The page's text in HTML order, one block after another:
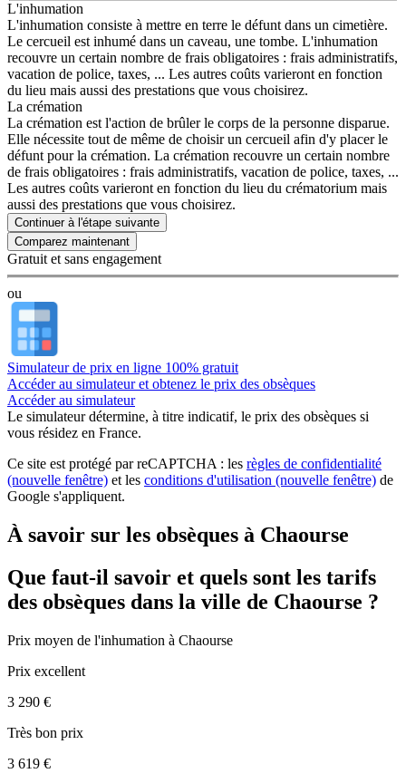
L'inhumation
L'inhumation consiste à mettre en terre le défunt dans un cimetière.
Le cercueil est inhumé dans un caveau, une tombe. L'inhumation
recouvre un certain nombre de frais obligatoires : frais administratifs,
vacation de police, taxes, ... Les autres coûts varieront en fonction
du lieu mais aussi des prestations que vous choisirez.
La crémation
La crémation est l'action de brûler le corps de la personne disparue.
Elle nécessite tout de même de choisir un cercueil afin d'y placer le
défunt pour la crémation. La crémation recouvre un certain nombre
de frais obligatoires : frais administratifs, vacation de police, taxes, ...
Les autres coûts varieront en fonction du lieu du crématorium mais
aussi des prestations que vous choisirez.
Continuer à l'étape suivante
Gratuit et sans engagement
ou
Simulateur de prix en ligne 100% gratuit
Accéder au simulateur et obtenez le prix des obsèques
Accéder au simulateur
Le simulateurdétermine, à titre indicatif, le prix des obsèques si
vous résidez en France.
Ce site est protégé par reCAPTCHA : les règles de confidentialité
(nouvelle fenêtre) et les conditions d'utilisation (nouvelle fenêtre) de
Google s'appliquent.
À savoir sur les obsèques à Chaourse
Que faut-il savoir et quels sont les tarifs
des obsèques dans la ville de Chaourse ?
Prix moyen de l'inhumation à Chaourse
Prix excellent
3 290 €
Très bon prix
3 619 €